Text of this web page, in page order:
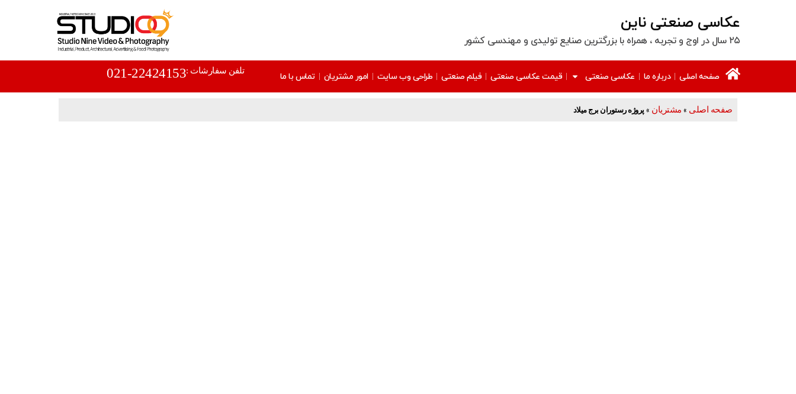
عکاسی صنعتی ناین
۲۵ سال در اوج و تجربه‌ ، همراه با بزرگترین صنایع تولیدی و مهندسی کشور
صفحه اصلی درباره ما عکاسی صنعتی قیمت عکاسی صنعتی فیلم صنعتی​ طراحی وب سایت امور مشتریان تماس با ما
تلفن سفارشات :021-22424153
صفحه اصلی » مشتریان »پروژه رستوران برج میلاد